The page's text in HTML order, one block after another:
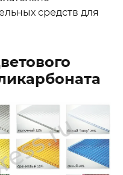
средств для